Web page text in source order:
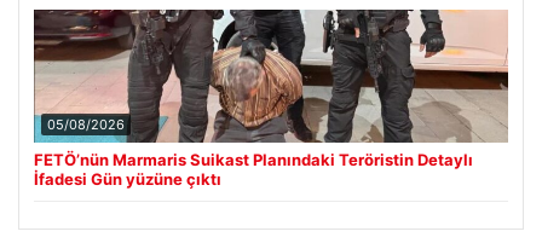
05/08/2026
FETÖ’nün Marmaris Suikast Planındaki Teröristin Detaylı
İfadesi Gün yüzüne çıktı